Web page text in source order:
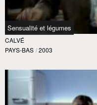
Sensualité et légumes
CALVÉ
PAYS-BAS / 2003